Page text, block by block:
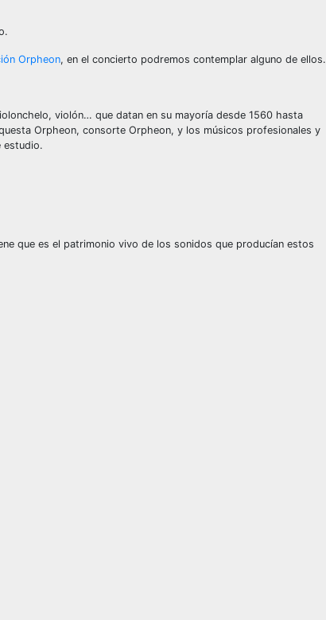
Orpheon, en el concierto podremos contemplar alguno de ellos.
violón… que datan en su mayoría desde 1560 hasta
Orpheon, consorte Orpheon, y los músicos profesionales y
estudio.
que es el patrimonio vivo de los sonidos que producían estos